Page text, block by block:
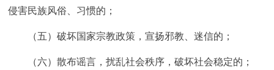
侵害民族风俗、习惯的；
（五）破坏国家宗教政策，宣扬邪教、迷信的；
（六）散布谣言，扰乱社会秩序，破坏社会稳定的；